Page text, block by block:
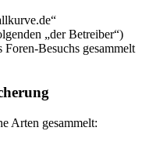
„der Betreiber“)
Besuchs gesammelt
Arten gesammelt: